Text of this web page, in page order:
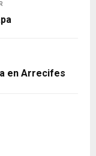
en Arrecifes